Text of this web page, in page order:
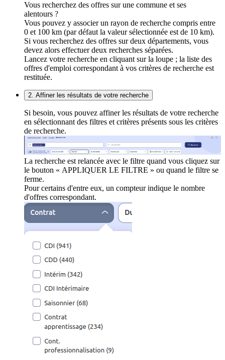
Vous recherchez des offres sur une commune et ses
alentours ?
Vous pouvez y associer un rayon de recherche compris entre
0 et 100 km (par défaut la valeur sélectionnée est de 10 km).
Si vous recherchez des offres sur deux départements, vous
devez alors effectuer deux recherches séparées.
Lancez votre recherche en cliquant sur la loupe ; la liste des
offres d'emploi correspondant à vos critères de recherche est
restituée.
2. Affiner les résultats de votre recherche
Si besoin, vous pouvez affiner les résultats de votre recherche
en sélectionnant des filtres et critères présents sous les critères
de recherche.
La recherche est relancée avec le filtre quand vous cliquez sur
le bouton « APPLIQUER LE FILTRE » ou quand le filtre se
ferme.
Pour certains d'entre eux, un compteur indique le nombre
d'offres correspondant.